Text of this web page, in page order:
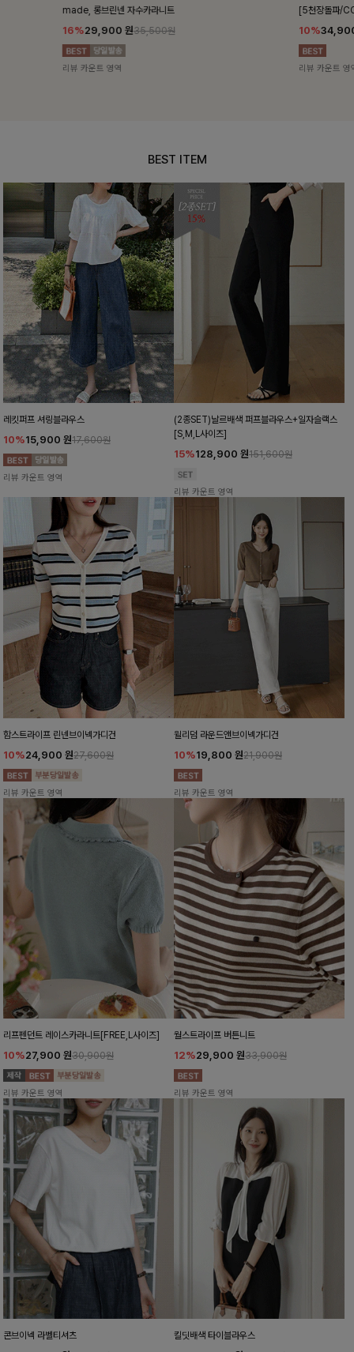
[5천장돌파/COOL]멜틴 퍼프블라우스
10%34,900 원38,700원
리뷰 카운트 영역
퍼피스트라이
10%
리뷰 카운트 영
BEST ITEM
레킷퍼프 셔링블라우스
10%15,900 원17,600원
리뷰 카운트 영역
(2종SET)날르배색 퍼프블라우스+일자슬랙스
[S,M,L사이즈]
15%128,900 원151,600원
리뷰 카운트 영역
함스트라이프 린넨브이넥가디건
10%24,900 원27,600원
리뷰 카운트 영역
윌리덤 라운드앤브이넥가디건
10%19,800 원21,900원
리뷰 카운트 영역
리프펜던트 레이스카라니트[FREE,L사이즈]
10%27,900 원30,900원
리뷰 카운트 영역
월스트라이프 버튼니트
12%29,900 원33,900원
리뷰 카운트 영역
콘브이넥 라벨티셔츠 킬딧배색 타이블라우스